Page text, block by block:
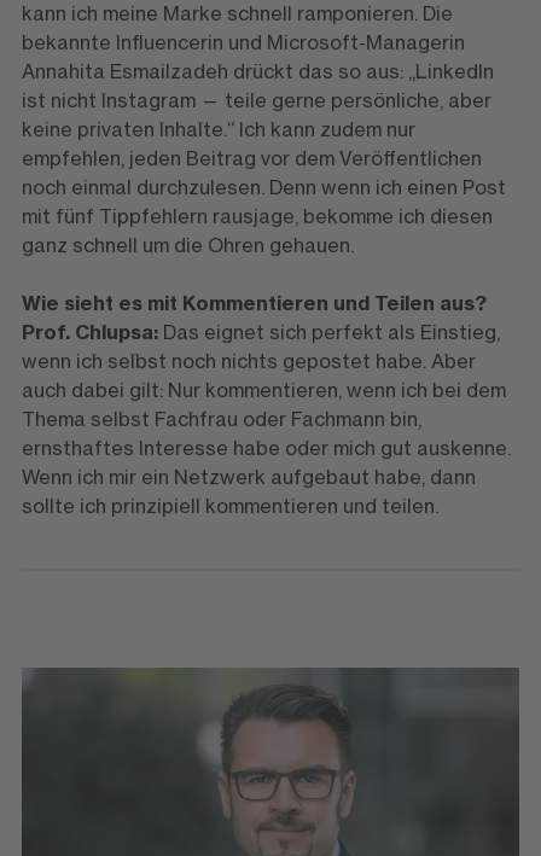
kann ich meine Marke schnell ramponieren. Die
bekannte Influencerin und Microsoft-Managerin
Annahita Esmailzadeh drückt das so aus: „LinkedIn
ist nicht Instagram — teile gerne persönliche, aber
keine privaten Inhalte.“ Ich kann zudem nur
empfehlen, jeden Beitrag vor dem Veröffentlichen
noch einmal durchzulesen. Denn wenn ich einen Post
mit fünf Tippfehlern rausjage, bekomme ich diesen
ganz schnell um die Ohren gehauen.
Wie sieht es mit Kommentieren und Teilen aus?
Prof. Chlupsa: Das eignet sich perfekt als Einstieg,
wenn ich selbst noch nichts gepostet habe. Aber
auch dabei gilt: Nur kommentieren, wenn ich bei dem
Thema selbst Fachfrau oder Fachmann bin,
ernsthaftes Interesse habe oder mich gut auskenne.
Wenn ich mir ein Netzwerk aufgebaut habe, dann
sollte ich prinzipiell kommentieren und teilen.